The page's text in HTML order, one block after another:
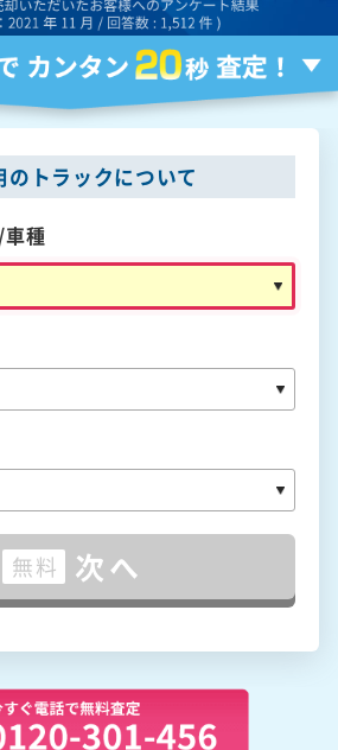
のトラックについて
車種
無料 次へ